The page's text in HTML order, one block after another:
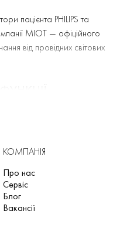
пацієнта PHILIPS та
МІОТ — офіційного
від провідних світових
важливих показників
ЕКГ, ЧД).
режимі реального часу.
відхилень від норм.
для подальшого аналізу.
КОМПАНІЯ
Про нас
Сервіс
Блог
Вакансії